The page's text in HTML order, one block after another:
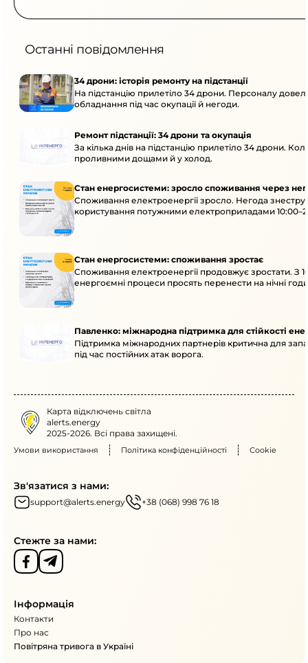
Останні повідомлення
34 дрони: історія ремонту на підстанції
На підстанцію прилетіло 34 дрони. Персоналу
обладнання під час окупації й негоди.
Ремонт підстанції: 34 дрони та окупація
За кілька днів на підстанцію прилетіло 34 дрони.
проливними дощами й у холод.
Стан енергосистеми: зросло споживання через
Споживання електроенергії зросло. Негода
користування потужними електроприладами
Стан енергосистеми: споживання зростає
Споживання електроенергії продовжує зростати. З
енергоємні процеси просять перенести на нічні
Павленко: міжнародна підтримка для стійкості
Підтримка міжнародних партнерів критична для
під час постійних атак ворога.
Карта відключень світла
alerts.energy
2025-2026. Всі права захищені.
Умови використання Політика конфіденційності Cookie
Зв'язатися з нами:
support@alerts.energy +38 (068) 998 76 18
Стежте за нами:
Інформація
Контакти
Про нас
Повітряна тривога в Україні